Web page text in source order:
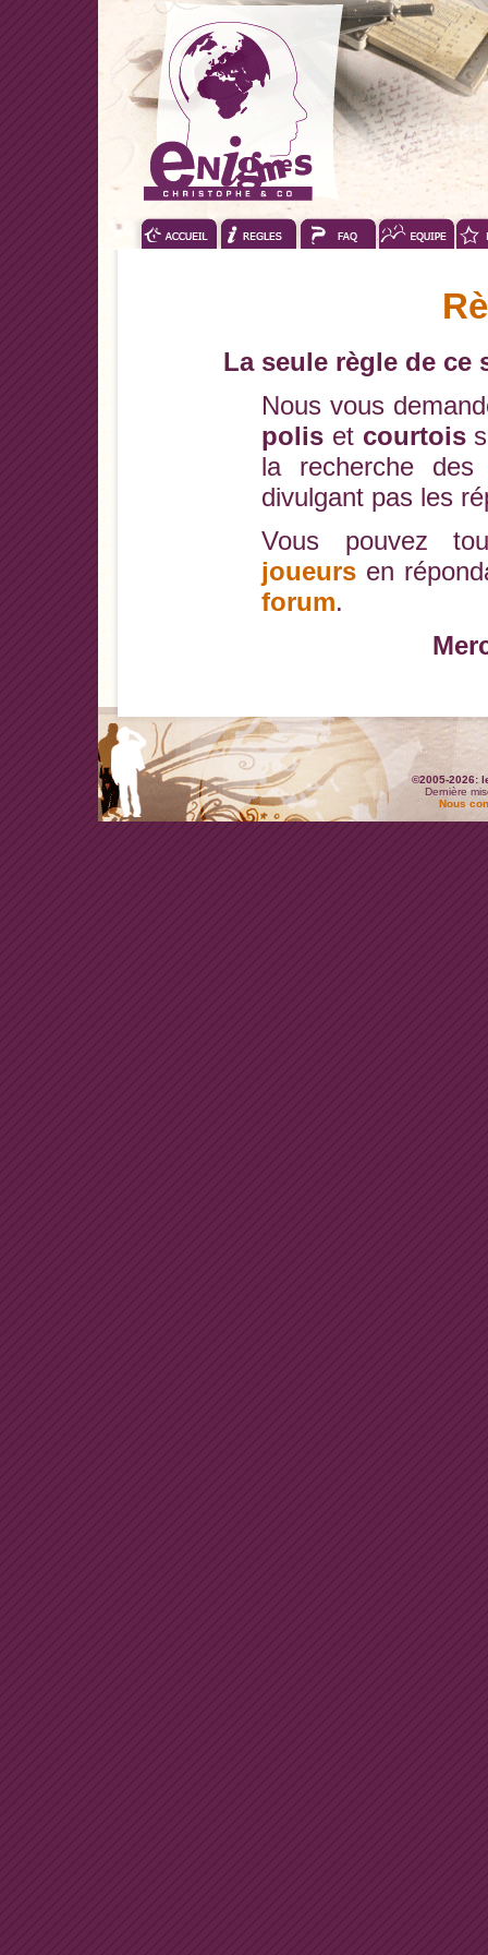
La seule règle de ce
Nous vous
polis et courtois
la recherche
divulgant pas les
Vous pouvez
joueurs en
forum.
©2005-2026:
Dernière
Nous